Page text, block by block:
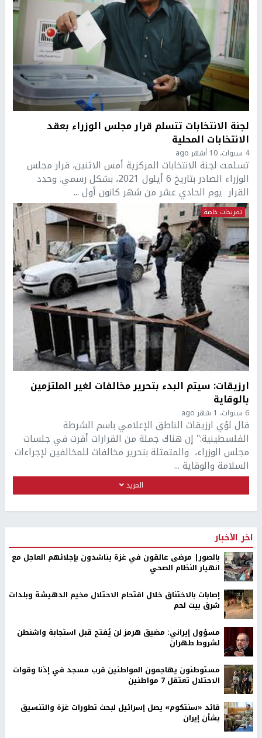
لجنة الانتخابات تتسلم قرار مجلس الوزراء بعقد
الانتخابات المحلية
4 سنوات، 10 أشهر ago
تسلمت لجنة الانتخابات المركزية أمس الاثنين، قرار مجلس
الوزراء الصادر بتاريخ 6 أيلول 2021، بشكل رسمي. وحدد
القرار يوم الحادي عشر من شهر كانون أول ...
تصريحات خاصة
ارزيقات: سيتم البدء بتحرير مخالفات لغير الملتزمين
بالوقاية
6 سنوات، 1 شهر ago
قال لؤي ارزيقات الناطق الإعلامي باسم الشرطة
الفلسطينية:" إن هناك جملة من القرارات أقرت في جلسات
مجلس الوزراء، والمتمثلة بتحرير مخالفات للمخالفين لإجراءات
السلامة والوقاية ...
المزيد
اخر الأخبار
بالصور| مرضى عالقون في غزة يناشدون بإجلائهم العاجل مع
انهيار النظام الصحي
إصابات بالاختناق خلال اقتحام الاحتلال مخيم الدهيشة وبلدات
شرق بيت لحم
مسؤول إيراني: مضيق هرمز لن يُفتح قبل استجابة واشنطن
لشروط طهران
مستوطنون يهاجمون المواطنين قرب مسجد في إذنا وقوات
الاحتلال تعتقل 7 مواطنين
قائد «سنتكوم» يصل إسرائيل لبحث تطورات غزة والتنسيق
بشأن إيران